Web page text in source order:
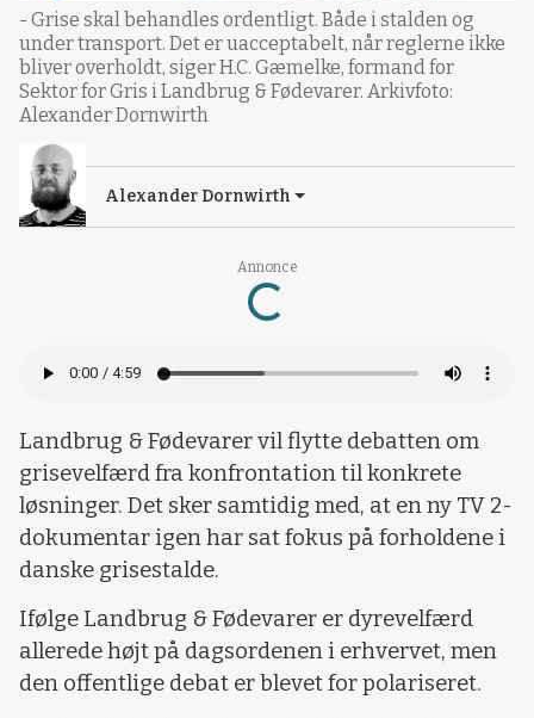
Annonce
Loading...
- Grise skal behandles ordentligt. Både i stalden og
under transport. Det er uacceptabelt, når reglerne ikke
bliver overholdt, siger H.C. Gæmelke, formand for
Sektor for Gris i Landbrug & Fødevarer. Arkivfoto:
Alexander Dornwirth
Alexander Dornwirth
Landbrug & Fødevarer vil flytte debatten om
grisevelfærd fra konfrontation til konkrete
løsninger. Det sker samtidig med, at en ny TV 2-
dokumentar igen har sat fokus på forholdene i
danske grisestalde.
Ifølge Landbrug & Fødevarer er dyrevelfærd
allerede højt på dagsordenen i erhvervet, men
den offentlige debat er blevet for polariseret.